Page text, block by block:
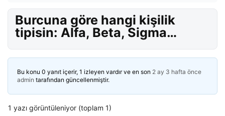
Burcuna göre hangi kişilik
tipisin: Alfa, Beta, Sigma…
Bu konu 0 yanıt içerir, 1 izleyen vardır ve en son 2 ay 3 hafta önce
admin tarafından güncellenmiştir.
1 yazı görüntüleniyor (toplam 1)